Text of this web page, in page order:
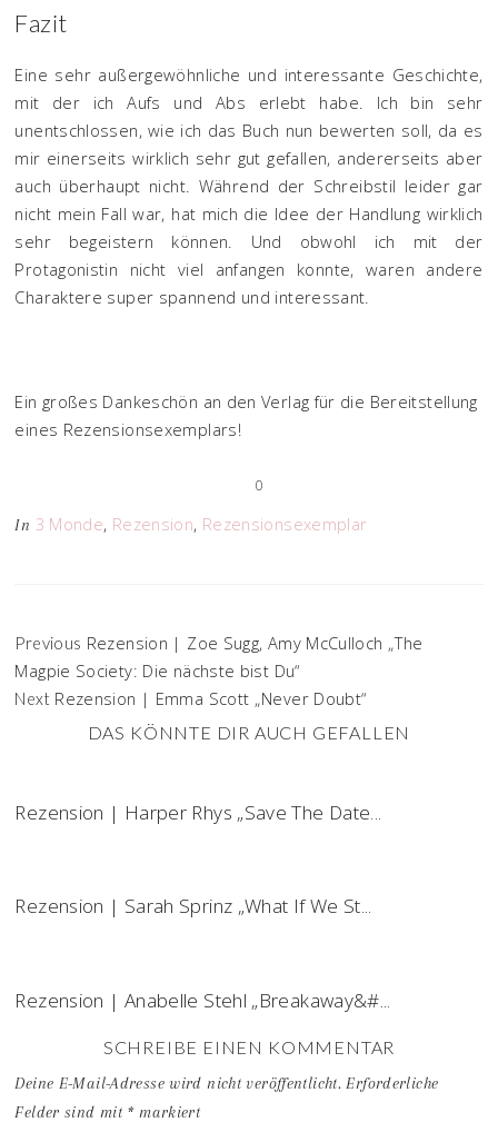
Fazit
Eine sehr außergewöhnliche und interessante Geschichte,
mit der ich Aufs und Abs erlebt habe. Ich bin sehr
unentschlossen, wie ich das Buch nun bewerten soll, da es
mir einerseits wirklich sehr gut gefallen, andererseits aber
auch überhaupt nicht. Während der Schreibstil leider gar
nicht mein Fall war, hat mich die Idee der Handlung wirklich
sehr begeistern können. Und obwohl ich mit der
Protagonistin nicht viel anfangen konnte, waren andere
Charaktere super spannend und interessant.
Ein großes Dankeschön an den Verlag für die Bereitstellung
eines Rezensionsexemplars!
0
In 3 Monde, Rezension, Rezensionsexemplar
Previous Rezension | Zoe Sugg, Amy McCulloch „The
Magpie Society: Die nächste bist Du“
Next Rezension | Emma Scott „Never Doubt“
DAS KÖNNTE DIR AUCH GEFALLEN
Rezension | Harper Rhys „Save The Date...
Rezension | Sarah Sprinz „What If We St...
Rezension | Anabelle Stehl „Breakaway&#...
SCHREIBE EINEN KOMMENTAR
Deine E-Mail-Adresse wird nicht veröffentlicht. Erforderliche
Felder sind mit *markiert